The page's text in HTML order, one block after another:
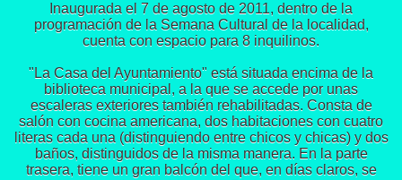
Inaugurada el 7 de agosto de 2011, dentro de la
programación de la Semana Cultural de la localidad,
cuenta con espacio para 8 inquilinos.
"La Casa del Ayuntamiento" está situada encima de la
biblioteca municipal, a la que se accede por unas
escaleras exteriores también rehabilitadas. Consta de
salón con cocina americana, dos habitaciones con cuatro
literas cada una (distinguiendo entre chicos y chicas) y dos
baños, distinguidos de la misma manera. En la parte
trasera, tiene un gran balcón del que, en días claros, se